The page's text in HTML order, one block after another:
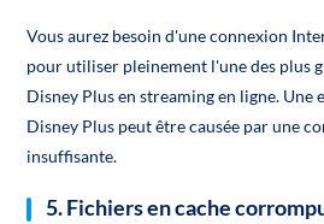
Vous aurez besoin d'une connexion
pour utiliser pleinement l'une des plus
Disney Plus en streaming en ligne. Une
Disney Plus peut être causée par une
insuffisante.
5. Fichiers en cache